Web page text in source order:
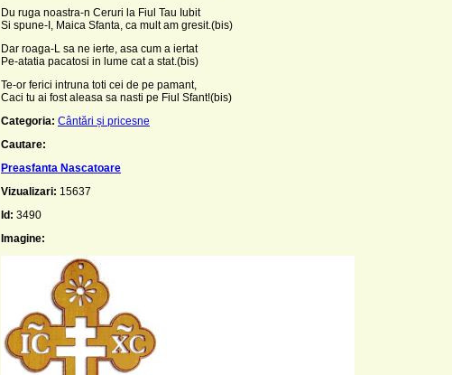
Du ruga noastra-n Ceruri la Fiul Tau Iubit
Si spune-I, Maica Sfanta, ca mult am gresit.(bis)
Dar roaga-L sa ne ierte, asa cum a iertat
Pe-atatia pacatosi in lume cat a stat.(bis)
Te-or ferici intruna toti cei de pe pamant,
Caci tu ai fost aleasa sa nasti pe Fiul Sfant!(bis)
Categoria: Cântări și pricesne
Cautare:
Preasfanta Nascatoare
Vizualizari: 15637
Id: 3490
Imagine: